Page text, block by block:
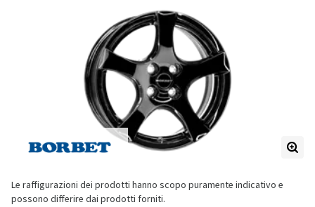
Le raffigurazioni dei prodotti hanno scopo puramente indicativo e
possono differire dai prodotti forniti.